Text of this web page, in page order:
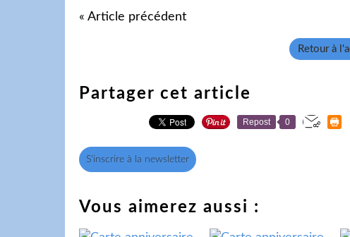
« Article précédent
Retour à
Partager cet article
Repost 0
S'inscrire à la newsletter
Vous aimerez aussi :